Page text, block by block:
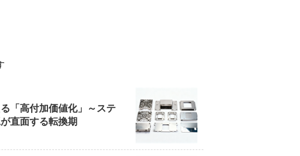
「高付加価値化」～ステ
直面する転換期